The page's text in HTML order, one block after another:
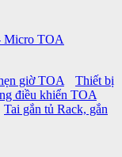
Micro TOA
giờ TOA
Thiết bị
điều khiển TOA
Tai gắn tủ Rack, gắn